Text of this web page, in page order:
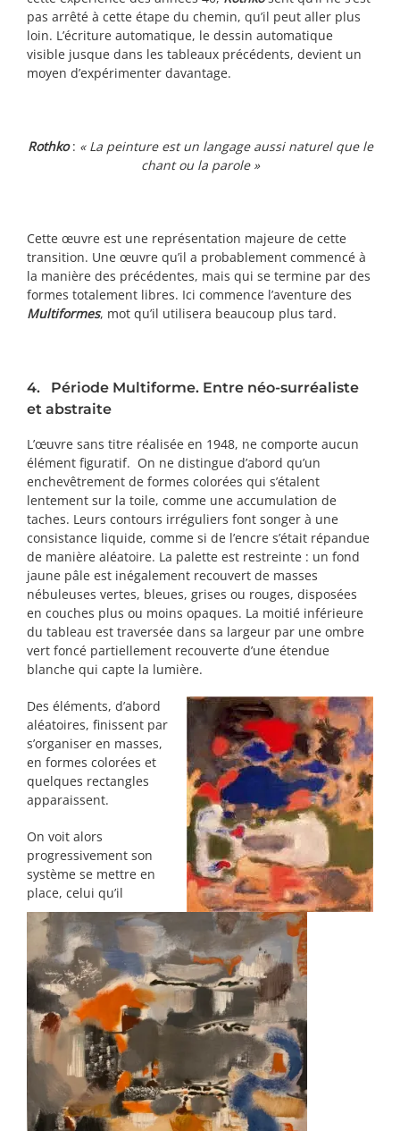
pas arrêté à cette étape du chemin, qu’il peut aller plus
loin. L’écriture automatique, le dessin automatique
visible jusque dans les tableaux précédents, devient un
moyen d’expérimenter davantage.
Rothko: « La peinture est un langage aussi naturel que le
chant ou la parole »
Cette œuvre est une représentation majeure de cette
transition. Une œuvre qu’il a probablement commencé à
la manière des précédentes, mais qui se termine par des
formes totalement libres. Ici commence l’aventure des
Multiformes, mot qu’il utilisera beaucoup plus tard.
4. Période Multiforme. Entre néo-surréaliste
et abstraite
L’œuvre sans titre réalisée en 1948, ne comporte aucun
élément figuratif. On ne distingue d’abord qu’un
enchevêtrement de formes colorées qui s’étalent
lentement sur la toile, comme une accumulation de
taches. Leurs contours irréguliers font songer à une
consistance liquide, comme si de l’encre s’était répandue
de manière aléatoire. La palette est restreinte : un fond
jaune pâle est inégalement recouvert de masses
nébuleuses vertes, bleues, grises ou rouges, disposées
en couches plus ou moins opaques. La moitié inférieure
du tableau est traversée dans sa largeur par une ombre
vert foncé partiellement recouverte d’une étendue
blanche qui capte la lumière.
Des éléments, d’abord
aléatoires, finissent par
s’organiser en masses,
en formes colorées et
quelques rectangles
apparaissent.
On voit alors
progressivement son
système se mettre en
place, celui qu’il